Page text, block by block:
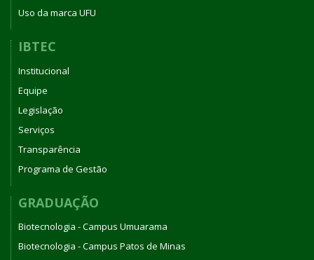
Uso da marca UFU
IBTEC
Institucional
Equipe
Legislação
Serviços
Transparência
Programa de Gestão
GRADUAÇÃO
Biotecnologia - Campus Umuarama
Biotecnologia - Campus Patos de Minas